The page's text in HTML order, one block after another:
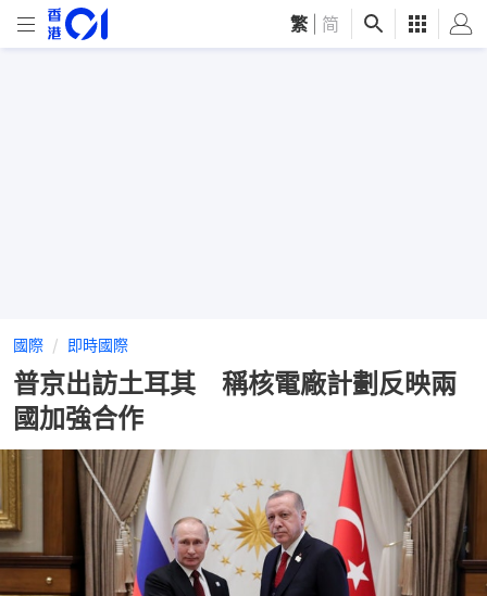
繁 简
國際 即時國際
普京出訪土耳其 稱核電廠計劃反映兩
國加強合作